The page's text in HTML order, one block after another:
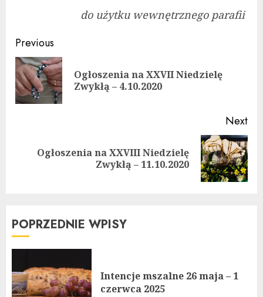
do użytku wewnętrznego parafii
Continue
Reading
Previous
Ogłoszenia na XXVII Niedzielę
Zwykłą – 4.10.2020
Next
NextOgłoszenia na XXVIII Niedzielę
Zwykłą – 11.10.2020
POPRZEDNIE WPISY
Intencje mszalne 26 maja – 1
czerwca 2025